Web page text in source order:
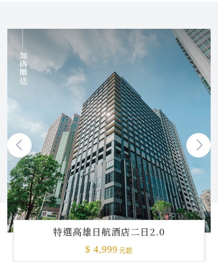
加碼贈送
特選高雄日航酒店二日2.0
$ 4,999 元起